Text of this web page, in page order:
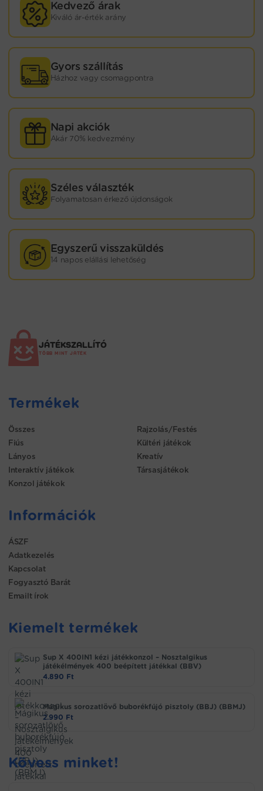
Kedvező árak
Kiváló ár-érték arány
Gyors szállítás
Házhoz vagy csomagpontra
Napi akciók
Akár 70% kedvezmény
Széles választék
Folyamatosan érkező újdonságok
Egyszerű visszaküldés
14 napos elállási lehetőség
JÁTÉKSZALLÍTÓ
TÖBB MINT JÁTÉK
Termékek
Összes
Fiús
Lányos
Interaktív játékok
Konzol játékok
Rajzolás/Festés
Kültéri játékok
Kreatív
Társasjátékok
Információk
ÁSZF
Adatkezelés
Kapcsolat
Fogyasztó Barát
Emailt írok
Kiemelt termékek
Sup X 400IN1 kézi játékkonzol – Nosztalgikus
játékélmények 400 beépített játékkal (BBV)
4.890 Ft
Mágikus sorozatlövő buborékfújó pisztoly (BBJ) (BBMJ)
2.990 Ft
Kövess minket!